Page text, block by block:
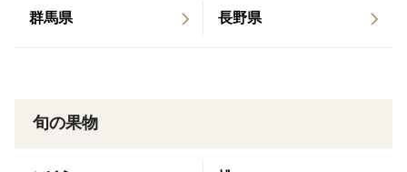
群馬県 長野県
旬の果物